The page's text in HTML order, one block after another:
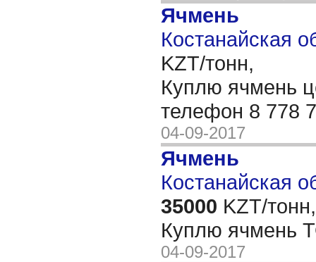
Ячмень
Костанайская
KZT/тонн,
Куплю ячмень
телефон 8 778
04-09-2017
Ячмень
Костанайская
35000 KZT/тонн,
Куплю
04-09-2017